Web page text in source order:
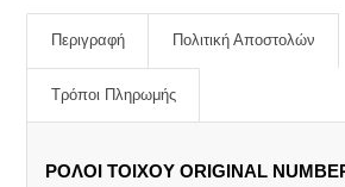
Περιγραφή Πολιτική Αποστολών
Τρόποι Πληρωμής
ΡΟΛΟΙ ΤΟΙΧΟΥ ORIGINAL